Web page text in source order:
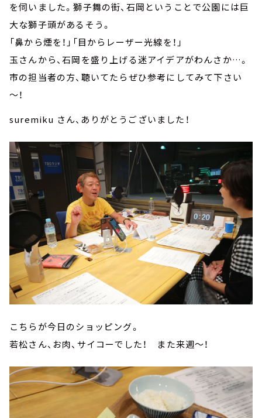
を伺いました。獅子舞の街、石岡ということで公園には巨
大な獅子頭があるそう。
「鼻から煙を！」「目からレーザー光線を！」
玉さんから、石岡を盛り上げる迷アイデアがわんさか…。
市の担当者の方、聴いてたらぜひ参考にしてみて下さい
～！
suremiku さん、ありがとうございました！
こちらが今日のショッピング。
若松さん、お肉、サイコーでした！ また来週～！